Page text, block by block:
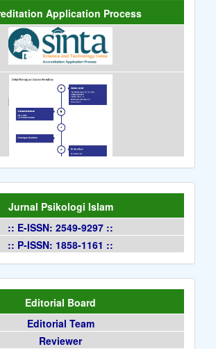
Application Process
Jurnal Psikologi Islam
:: E-ISSN: 2549-9297 ::
:: P-ISSN: 1858-1161 ::
Editorial Board
Editorial Team
Reviewer